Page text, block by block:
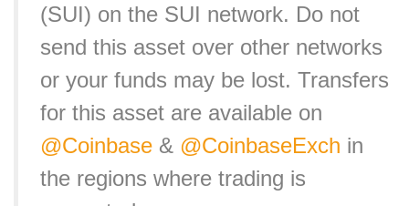
(SUI) on the SUI network. Do not
send this asset over other networks
or your funds may be lost. Transfers
for this asset are available on
@Coinbase & @CoinbaseExch in
the regions where trading is